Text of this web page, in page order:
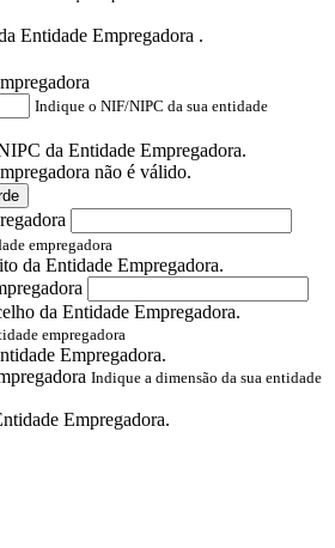
Entidade Empregadora .
Indique o NIF/NIPC da sua entidade
da Entidade Empregadora.
não é válido.
empregadora
da Entidade Empregadora.
da Entidade Empregadora.
empregadora
Empregadora.
Indique a dimensão da sua entidade
Empregadora.